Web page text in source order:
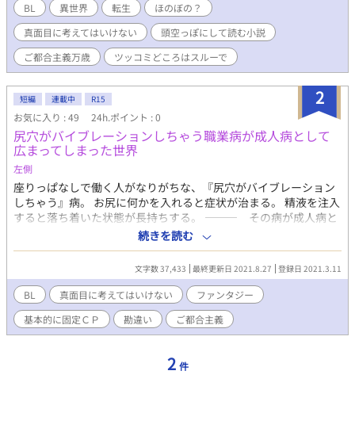
BL 異世界 転生
ほのぼの？
真面目に考えてはいけない
頭空っぽにして読む小説
ご都合主義万歳
ツッコミどころはスルーで
2
短編 連載中 R15
お気に入り : 49 24h.ポイント : 0
尻穴がバイブレーションしちゃう職業病が成人病として
広まってしまった世界
左側
座りっぱなしで働く人がなりがちな、『尻穴がバイブレーション
しちゃう』病。 お尻に何かを入れると症状が治まる。 精液を注入
すると落ち着いた状態が長持ちする。 ――― その病が成人病と
して広まってしまったファンタジー世界のお話。 凸 強面の三十
路兵士団長（ナンディ・マサラー） 凹 若きエリート第二騎士団
副長（モナイ・ヨーナ） 病気の対処療法を依頼しただけのハズ
が恋愛的に意識しちゃうチョロい話。 凸 兵士団のスーパールー
キー日本人（ヒトリ・アト 阿斗一人） 凹 癒し系美人第二騎士
団長（キリ・バイハル） 鬼畜攻めだという誤解と期待をされて
いる騎士団長が念願の受けが出来るまでの話。 ※ 攻めが登場す
るまでが長引いたので、開き直って別章にしました。 ※ その内
をどーにかしようって話 ※ 思い付いた勢いで書いちゃったので
続きを読む
文字数 37,433 最終更新日 2021.8.27 登録日 2021.3.11
BL 真面目に考えてはいけない
ファンタジー
基本的に固定ＣＰ
勘違い ご都合主義
2 件